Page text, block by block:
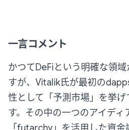
一言コメント
かつてDeFiという明確な領
すが、Vitalik氏が最初の
性として「予測市場」を挙
す。その中の一つのアイディ